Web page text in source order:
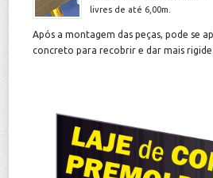
livres de até 6,00m.
Após a montagem das peças, pode se
concreto para recobrir e dar mais